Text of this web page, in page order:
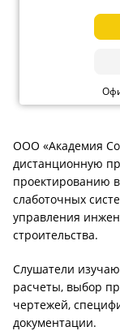
ООО «Академия
дистанционную
проектированию
слаботочных
управления
строительства.
Слушатели
расчеты, выбор
чертежей,
документации.